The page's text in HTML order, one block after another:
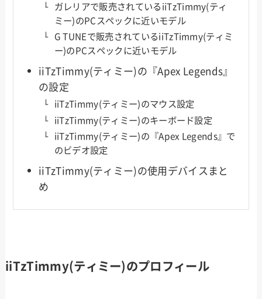
ガレリアで販売されているiiTzTimmy(ティ
ミー)のPCスペックに近いモデル
G TUNEで販売されているiiTzTimmy(ティミ
ー)のPCスペックに近いモデル
iiTzTimmy(ティミー)の『Apex Legends』
の設定
iiTzTimmy(ティミー)のマウス設定
iiTzTimmy(ティミー)のキーボード設定
iiTzTimmy(ティミー)の『Apex Legends』で
のビデオ設定
iiTzTimmy(ティミー)の使用デバイスまと
め
iiTzTimmy(ティミー)のプロフィール